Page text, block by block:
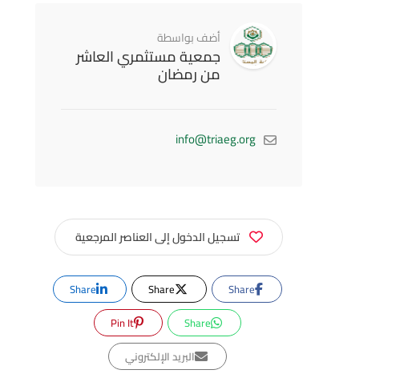
أضف بواسطة
جمعية مستثمري العاشر
من رمضان
info@triaeg.org
تسجيل الدخول إلى العناصر المرجعية
Share
Share
Share
Share
Pin It
البريد الإلكتروني